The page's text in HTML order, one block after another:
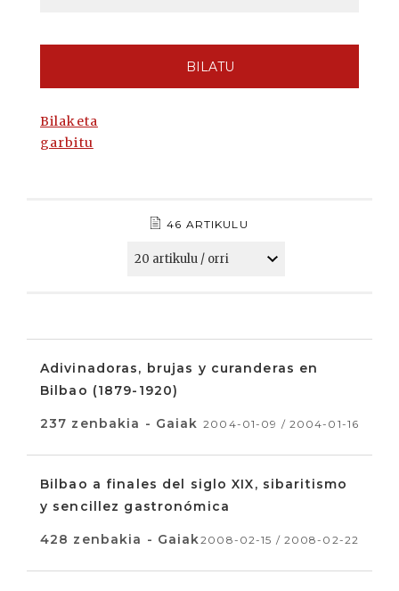
BILATU
Bilaketa
garbitu
46 ARTIKULU
Adivinadoras, brujas y curanderas en
Bilbao (1879-1920)
237 zenbakia - Gaiak 2004-01-09 / 2004-01-16
Bilbao a finales del siglo XIX, sibaritismo
y sencillez gastronómica
428 zenbakia - Gaiak2008-02-15 / 2008-02-22